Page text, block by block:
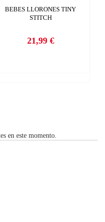
BEBES LLORONES TINY
STITCH
Precio
21,99 €
en este momento.